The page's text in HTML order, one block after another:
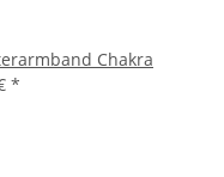
Chakra
*